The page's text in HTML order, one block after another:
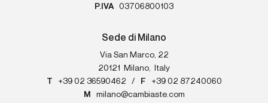
P.IVA
03706800103
Sede di Milano
Via San Marco, 22
20121
Milano,
Italy
T
+39 02 36590462 / F
+39 02 87240060
M
milano@cambiaste.com